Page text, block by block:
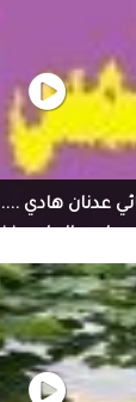
عدنان هادي